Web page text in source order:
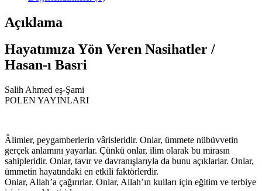
Açıklama
Hayatımıza Yön Veren Nasihatler /
Hasan-ı Basri
Salih Ahmed eş-Şami
POLEN YAYINLARI
Âlimler, peygamberlerin vârisleridir. Onlar, ümmete nübüvvetin
gerçek anlamını yayarlar. Çünkü onlar, ilim olarak bu mirasın
sahipleridir. Onlar, tavır ve davranışlarıyla da bunu açıklarlar. Onlar,
ümmetin hayatındaki en etkili faktörlerdir.
Onlar, Allah’a çağırırlar. Onlar, Allah’ın kulları için eğitim ve terbiye